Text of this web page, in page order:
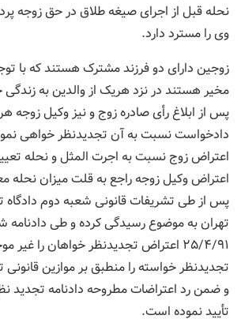
نحله قبل از اجرای صیغه طلاق در حق زوجه
وی را مسترد دارد.
زوجین دارای دو فرزند مشترک هستند که با
مخیر هستند در نزد هریک از والدین به زندگی
پس از ابلاغ رأی صادره زوج و نیز وکیل زوجه
دادخواست نسبت به آن تجدیدنظر خواهی
اعتراض زوج نسبت به اجرت المثل و نحله
اعتراض وکیل زوجه راجع به قلت میزان نحله
پس از طی تشریفات قانونی شعبه دوم دادگاه
۲۵/۴/۹۱ اعتراض تجدیدنظر خواهان را غیر
تجدیدنظر خواسته را منطبق بر موازین
و ضمن رد اعتراضات مطروحه دادنامه تجدید
تأیید نموده است.